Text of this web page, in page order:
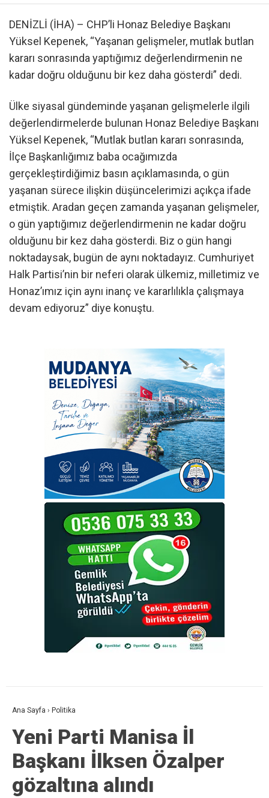
DENİZLİ (İHA) – CHP’li Honaz Belediye Başkanı
Yüksel Kepenek, “Yaşanan gelişmeler, mutlak butlan
kararı sonrasında yaptığımız değerlendirmenin ne
kadar doğru olduğunu bir kez daha gösterdi” dedi.
Ülke siyasal gündeminde yaşanan gelişmelerle ilgili
değerlendirmelerde bulunan Honaz Belediye Başkanı
Yüksel Kepenek, “Mutlak butlan kararı sonrasında,
İlçe Başkanlığımız baba ocağımızda
gerçekleştirdiğimiz basın açıklamasında, o gün
yaşanan sürece ilişkin düşüncelerimizi açıkça ifade
etmiştik. Aradan geçen zamanda yaşanan gelişmeler,
o gün yaptığımız değerlendirmenin ne kadar doğru
olduğunu bir kez daha gösterdi. Biz o gün hangi
noktadaysak, bugün de aynı noktadayız. Cumhuriyet
Halk Partisi’nin bir neferi olarak ülkemiz, milletimiz ve
Honaz’ımız için aynı inanç ve kararlılıkla çalışmaya
devam ediyoruz” diye konuştu.
Ana Sayfa › Politika
Yeni Parti Manisa İl
Başkanı İlksen Özalper
gözaltına alındı